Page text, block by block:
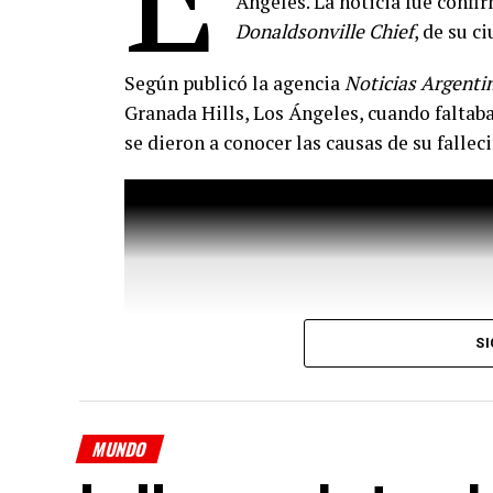
inclusión y libertad a través del arte.
permitió visibilizar la diversidad desde
Reconocido por sus instalaciones de
en el espacio público.
Donaldsonville Chief, de su
Según publicó la agenciaNoticias
Granada Hills, Los Ángeles, cuando
se dieron a conocer las causas de su
MUNDO